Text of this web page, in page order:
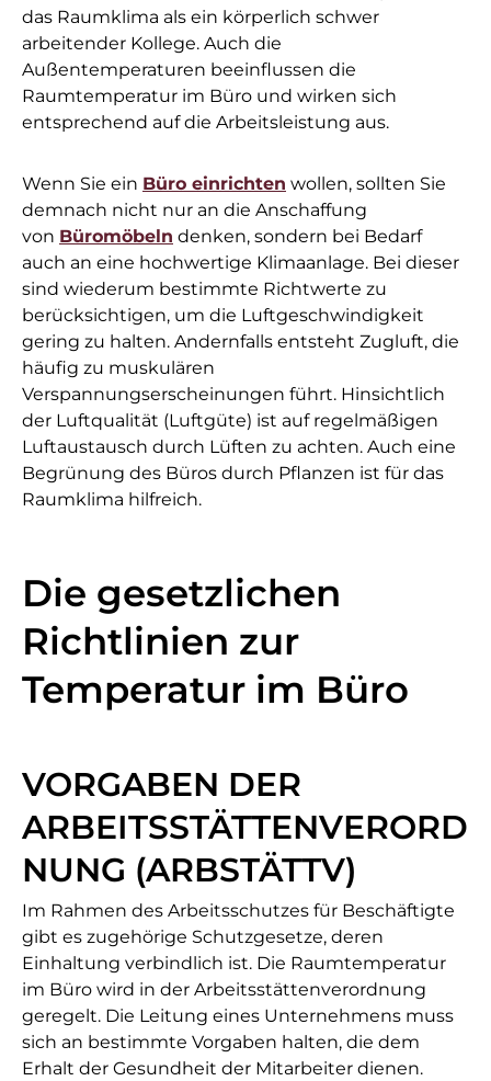
das Raumklima als ein körperlich schwer
arbeitender Kollege. Auch die
Außentemperaturen beeinflussen die
Raumtemperatur im Büro und wirken sich
entsprechend auf die Arbeitsleistung aus.
Wenn Sie ein Büro einrichten wollen, sollten Sie
demnach nicht nur an die Anschaffung
von Büromöbeln denken, sondern bei Bedarf
auch an eine hochwertige Klimaanlage. Bei dieser
sind wiederum bestimmte Richtwerte zu
berücksichtigen, um die Luftgeschwindigkeit
gering zu halten. Andernfalls entsteht Zugluft, die
häufig zu muskulären
Verspannungserscheinungen führt. Hinsichtlich
der Luftqualität (Luftgüte) ist auf regelmäßigen
Luftaustausch durch Lüften zu achten. Auch eine
Begrünung des Büros durch Pflanzen ist für das
Raumklima hilfreich.
Die gesetzlichen
Richtlinien zur
Temperatur im Büro
VORGABEN DER
ARBEITSSTÄTTENVERORD
NUNG (ARBSTÄTTV)
Im Rahmen des Arbeitsschutzes für Beschäftigte
gibt es zugehörige Schutzgesetze, deren
Einhaltung verbindlich ist. Die Raumtemperatur
im Büro wird in der Arbeitsstättenverordnung
geregelt. Die Leitung eines Unternehmens muss
sich an bestimmte Vorgaben halten, die dem
Erhalt der Gesundheit der Mitarbeiter dienen.